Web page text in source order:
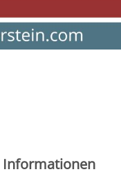
Informationen